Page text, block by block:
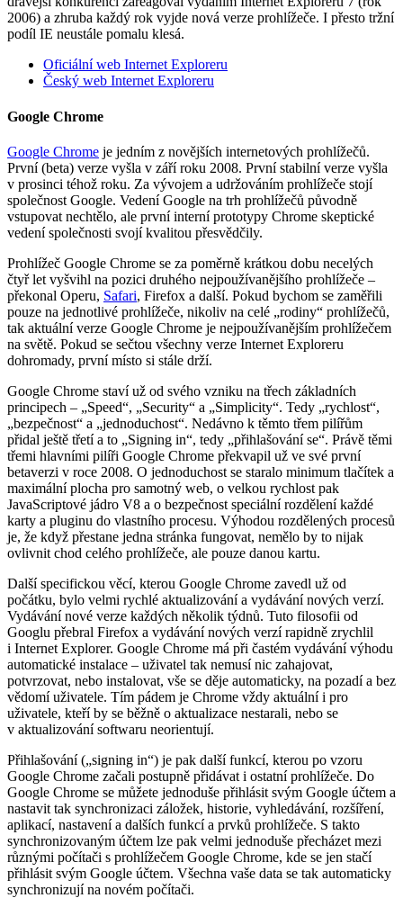
2006) a zhruba každý rok vyjde nová verze prohlížeče. I přesto tržní
podíl IE neustále pomalu klesá.
Oficiální web Internet Exploreru
Český web Internet Exploreru
Google Chrome
Google Chrome je jedním z novějších internetových prohlížečů.
První (beta) verze vyšla v září roku 2008. První stabilní verze vyšla
v prosinci téhož roku. Za vývojem a udržováním prohlížeče stojí
společnost Google. Vedení Google na trh prohlížečů původně
vstupovat nechtělo, ale první interní prototypy Chrome skeptické
vedení společnosti svojí kvalitou přesvědčily.
Prohlížeč Google Chrome se za poměrně krátkou dobu necelých
čtyř let vyšvihl na pozici druhého nejpoužívanějšího prohlížeče –
překonal Operu, Safari, Firefox a další. Pokud bychom se zaměřili
pouze na jednotlivé prohlížeče, nikoliv na celé „rodiny“ prohlížečů,
tak aktuální verze Google Chrome je nejpoužívanějším prohlížečem
na světě. Pokud se sečtou všechny verze Internet Exploreru
dohromady, první místo si stále drží.
Google Chrome staví už od svého vzniku na třech základních
principech – „Speed“, „Security“ a „Simplicity“. Tedy „rychlost“,
„bezpečnost“ a „jednoduchost“. Nedávno k těmto třem pilířům
přidal ještě třetí a to „Signing in“, tedy „přihlašování se“. Právě těmi
třemi hlavními pilíři Google Chrome překvapil už ve své první
betaverzi v roce 2008. O jednoduchost se staralo minimum tlačítek a
maximální plocha pro samotný web, o velkou rychlost pak
JavaScriptové jádro V8 a o bezpečnost speciální rozdělení každé
karty a pluginu do vlastního procesu. Výhodou rozdělených procesů
je, že když přestane jedna stránka fungovat, nemělo by to nijak
ovlivnit chod celého prohlížeče, ale pouze danou kartu.
Další specifickou věcí, kterou Google Chrome zavedl už od
počátku, bylo velmi rychlé aktualizování a vydávání nových verzí.
Vydávání nové verze každých několik týdnů. Tuto filosofii od
Googlu přebral Firefox a vydávání nových verzí rapidně zrychlil
i Internet Explorer. Google Chrome má při častém vydávání výhodu
automatické instalace – uživatel tak nemusí nic zahajovat,
potvrzovat, nebo instalovat, vše se děje automaticky, na pozadí a bez
vědomí uživatele. Tím pádem je Chrome vždy aktuální i pro
uživatele, kteří by se běžně o aktualizace nestarali, nebo se
v aktualizování softwaru neorientují.
Přihlašování („signing in“) je pak další funkcí, kterou po vzoru
Google Chrome začali postupně přidávat i ostatní prohlížeče. Do
Google Chrome se můžete jednoduše přihlásit svým Google účtem a
nastavit tak synchronizaci záložek, historie, vyhledávání, rozšíření,
aplikací, nastavení a dalších funkcí a prvků prohlížeče. S takto
synchronizovaným účtem lze pak velmi jednoduše přecházet mezi
různými počítači s prohlížečem Google Chrome, kde se jen stačí
přihlásit svým Google účtem. Všechna vaše data se tak automaticky
synchronizují na novém počítači.